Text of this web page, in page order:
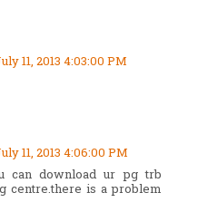
11, 2013 4:03:00 PM
11, 2013 4:06:00 PM
can download ur pg trb
centre.there is a problem